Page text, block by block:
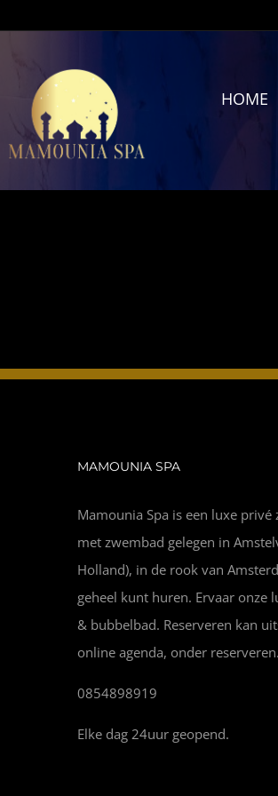
HOME
MAMOUNIA SPA
Mamounia Spa is een luxe
met zwembad gelegen in
Holland), in de rook van
geheel kunt huren. Ervaar onze
& bubbelbad. Reserveren kan
online agenda, onder reserveren.
0854898919
Elke dag 24uur geopend.